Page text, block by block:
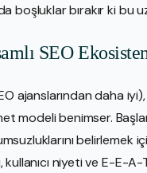
boşluklar bırakır ki bu
SEO
ajanslarından daha
modeli benimser.
belirlemek
niyeti ve E-E-